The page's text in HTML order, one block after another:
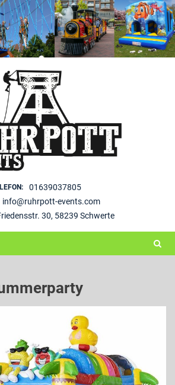
01639037805
info@ruhrpott-events.com
30, 58239 Schwerte